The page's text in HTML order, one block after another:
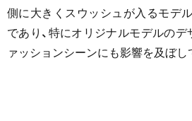
側に大きくスウッシュが入るモデ
であり、特にオリジナルモデルのデ
ァッションシーンにも影響を及ぼし